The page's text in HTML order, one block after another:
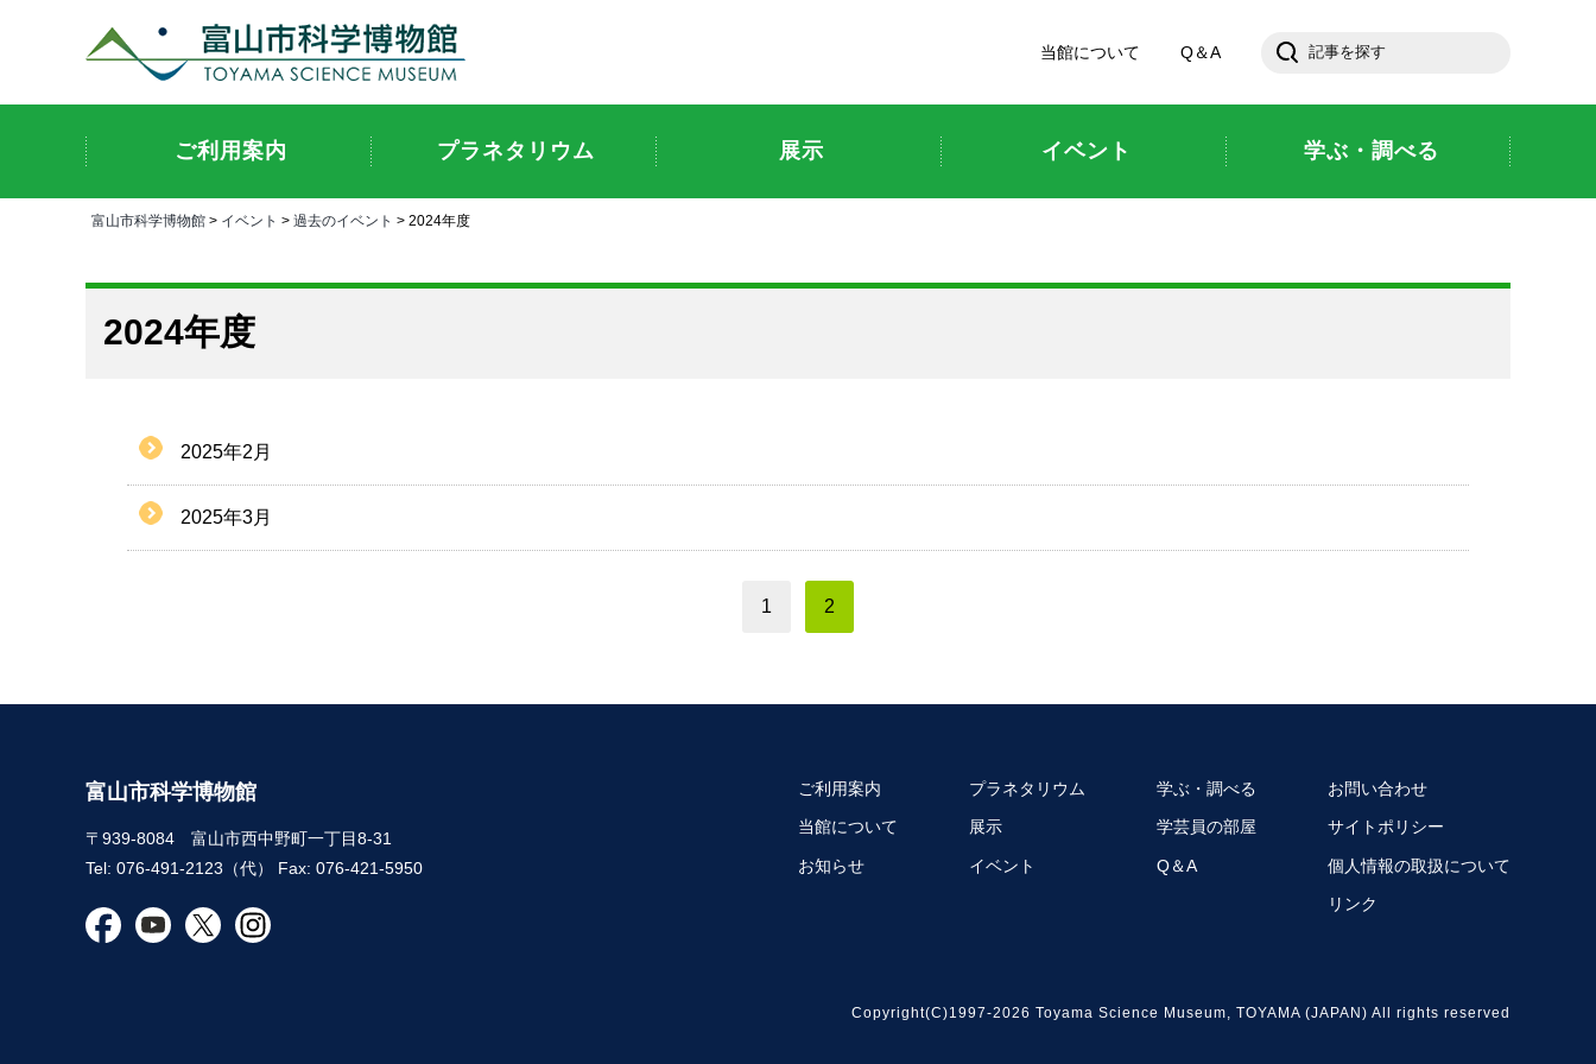
当館について
Q＆A
ご利用案内 プラネタリウム 展示 イベント 学ぶ・調べる
富山市科学博物館 > イベント > 過去のイベント > 2024年度
2024年度
2025年2月
2025年3月
1 2
富山市科学博物館
〒939-8084 富山市西中野町一丁目8-31
Tel: 076-491-2123（代） Fax: 076-421-5950
ご利用案内
当館について
お知らせ
プラネタリウム
展示
イベント
学ぶ・調べる
学芸員の部屋
Q＆A
お問い合わせ
サイトポリシー
個人情報の取扱について
リンク
Copyright(C)1997-2026 Toyama Science Museum, TOYAMA (JAPAN) All rights reserved